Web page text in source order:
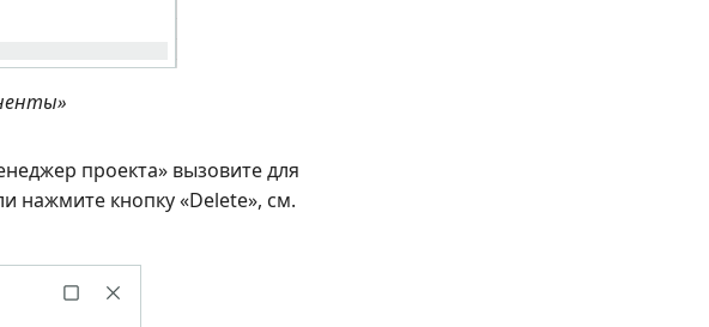
проекта» вызовите для
нажмите кнопку «Delete», см.